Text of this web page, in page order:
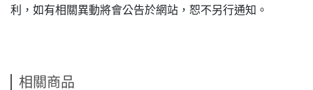
利，如有相關異動將會公告於網站，恕不另行通知。
相關商品